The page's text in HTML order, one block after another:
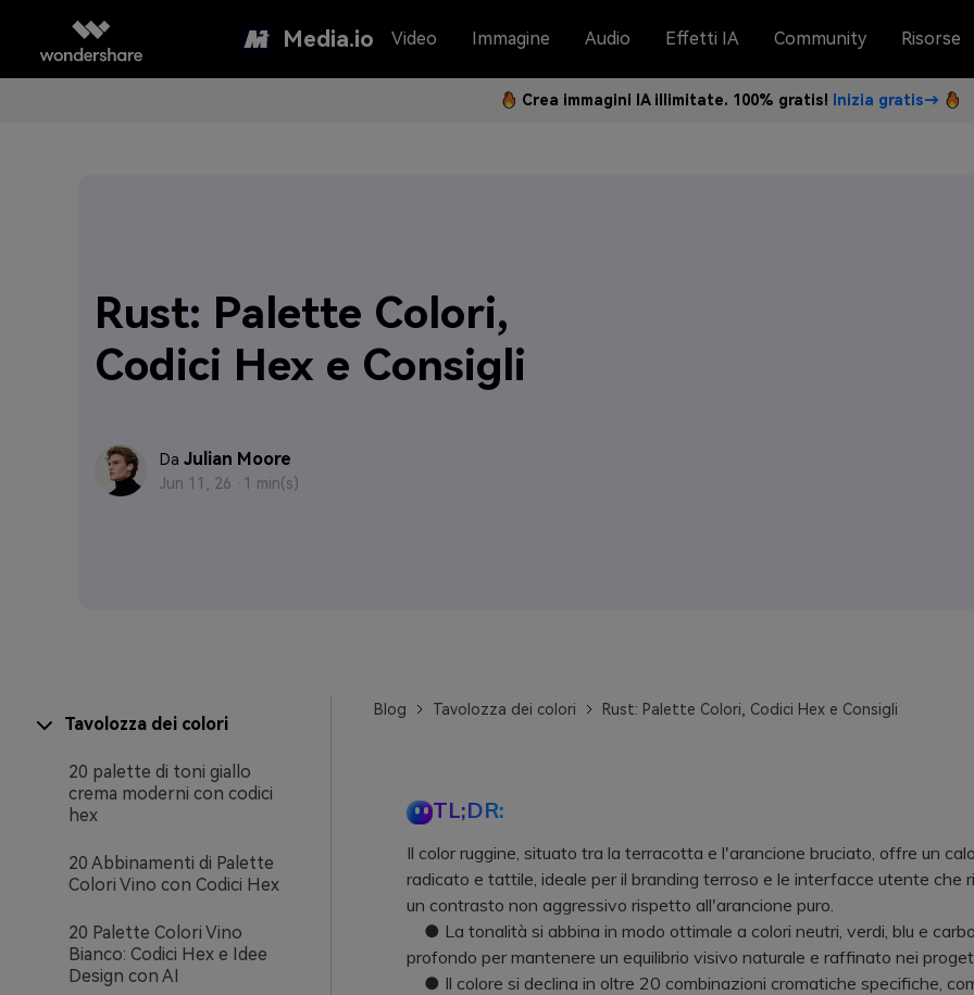
Media.io Video Immagine Audio Effetti IA Community Risorse
Crea immagini IA illimitate. 100% gratis! Inizia gratis→
Rust: Palette Colori,
Codici Hex e Consigli
Da Julian Moore
Jun 11, 26 · 1 min(s)
Tavolozza dei colori
20 palette di toni giallo
crema moderni con codici
hex
20 Abbinamenti di Palette
Colori Vino con Codici Hex
20 Palette Colori Vino
Bianco: Codici Hex e Idee
Design con AI
Blog Tavolozza dei colori Rust: Palette Colori, Codici Hex e Consigli
TL;DR:
Il color ruggine, situato tra la terracotta e l'arancione bruciato, offre un
radicato e tattile, ideale per il branding terroso e le interfacce utente che
un contrasto non aggressivo rispetto all'arancione puro.
● La tonalità si abbina in modo ottimale a colori neutri, verdi, blu e
profondo per mantenere un equilibrio visivo naturale e raffinato nei
● Il colore si declina in oltre 20 combinazioni cromatiche specifiche,